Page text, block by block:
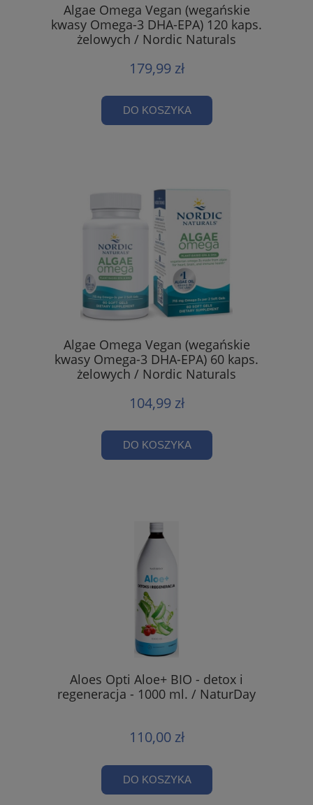
Algae Omega Vegan (wegańskie
kwasy Omega-3 DHA-EPA) 120 kaps.
żelowych / Nordic Naturals
179,99 zł
DO KOSZYKA
Algae Omega Vegan (wegańskie
kwasy Omega-3 DHA-EPA) 60 kaps.
żelowych / Nordic Naturals
104,99 zł
DO KOSZYKA
Aloes Opti Aloe+ BIO - detox i
regeneracja - 1000 ml. / NaturDay
110,00 zł
DO KOSZYKA